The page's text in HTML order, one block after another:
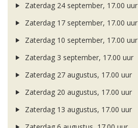
Zaterdag 24 september, 17.00 uur
Zaterdag 17 september, 17.00 uur
Zaterdag 10 september, 17.00 uur
Zaterdag 3 september, 17.00 uur
Zaterdag 27 augustus, 17.00 uur
Zaterdag 20 augustus, 17.00 uur
Zaterdag 13 augustus, 17.00 uur